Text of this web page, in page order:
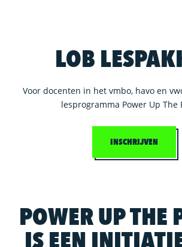
LOB
Voor docenten in het vmbo, havo en
lesprogramma Power Up The
INSCHRIJVEN
POWER UP THE